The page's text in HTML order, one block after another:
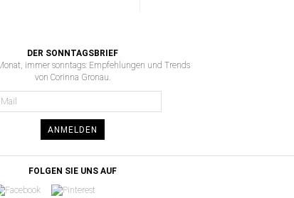
DER SONNTAGSBRIEF
immer sonntags: Empfehlungen und Trends
von Corinna Gronau.
ANMELDEN
FOLGEN SIE UNS AUF